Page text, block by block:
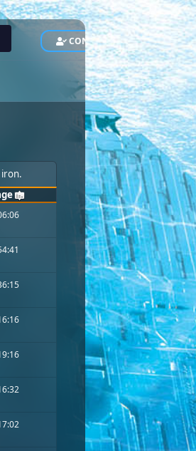
CONNEXION
iron.